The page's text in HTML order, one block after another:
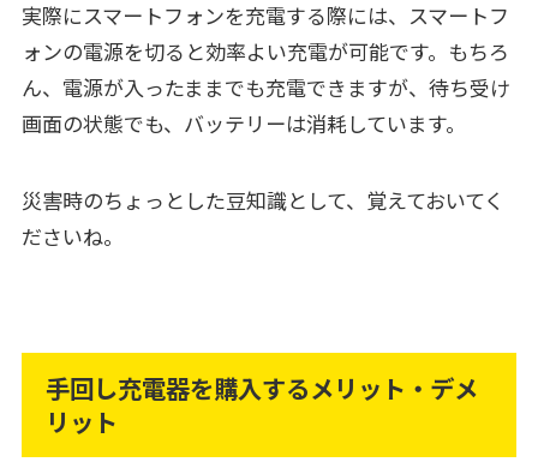
実際にスマートフォンを充電する際には、スマートフ
ォンの電源を切ると効率よい充電が可能です。もちろ
ん、電源が入ったままでも充電できますが、待ち受け
画面の状態でも、バッテリーは消耗しています。
災害時のちょっとした豆知識として、覚えておいてく
ださいね。
手回し充電器を購入するメリット・デメ
リット